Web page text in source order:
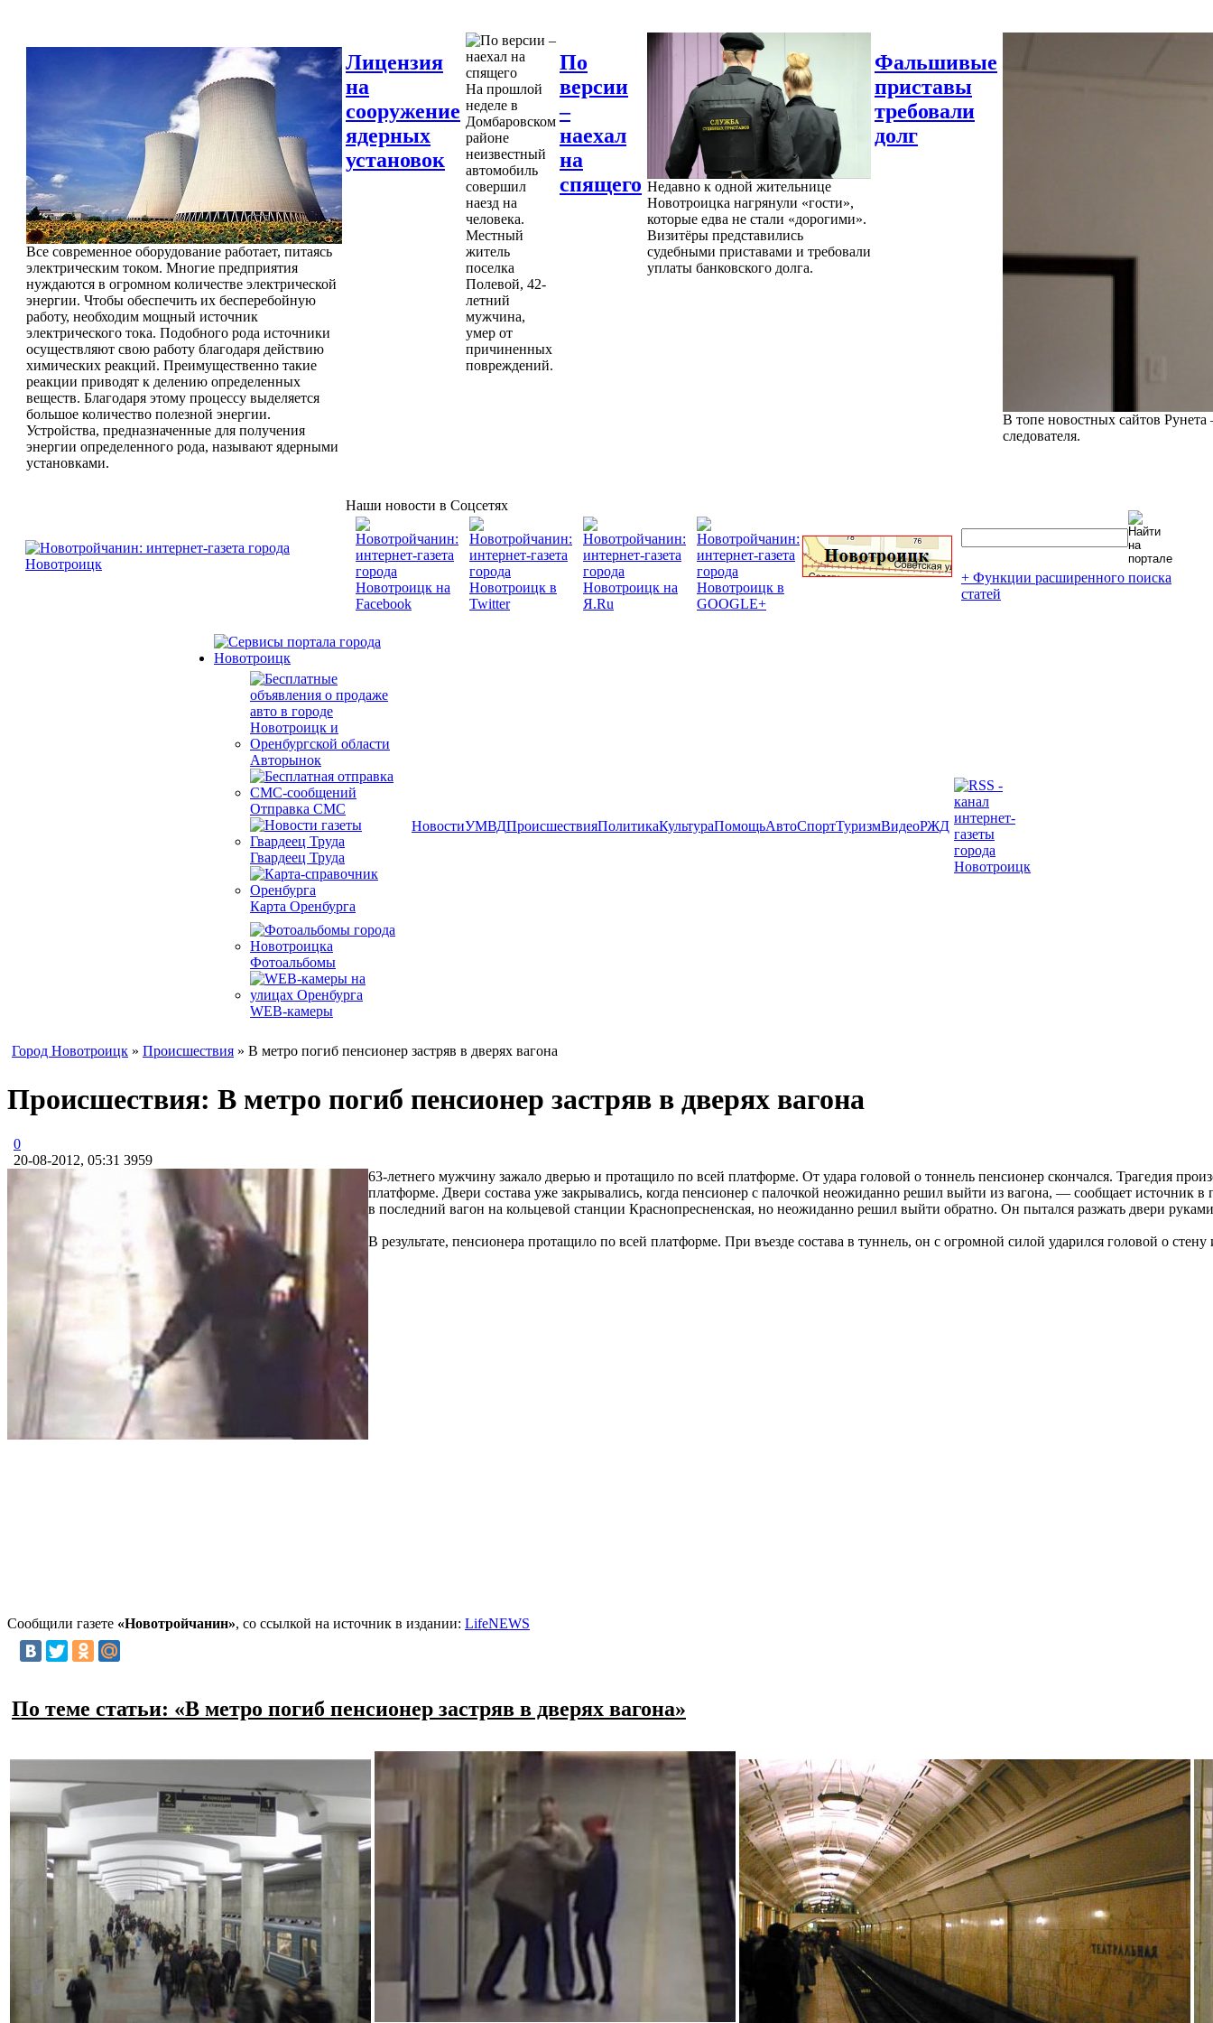
Все современное оборудование работает, питаясь
электрическим током. Многие предприятия
нуждаются в огромном количестве электрической
энергии. Чтобы обеспечить их бесперебойную
работу, необходим мощный источник
электрического тока. Подобного рода источники
осуществляют свою работу благодаря действию
химических реакций. Преимущественно такие
реакции приводят к делению определенных
веществ. Благодаря этому процессу выделяется
большое количество полезной энергии.
Устройства, предназначенные для получения
энергии определенного рода, называют ядерными
установками.
Лицензия
на
сооружение
ядерных
установок
На прошлой
неделе в
Домбаровском
районе
неизвестный
автомобиль
совершил
наезд на
человека.
Местный
житель
поселка
Полевой, 42-
летний
мужчина,
умер от
причиненных
повреждений.
По
версии
–
наехал
на
спящего Недавно к одной жительнице
Новотроицка нагрянули «гости»,
которые едва не стали «дорогими».
Визитёры представились
судебными приставами и требовали
уплаты банковского долга.
Фальшивые
приставы
требовали
долг
В топе новостных сайтов Рунета
следователя.
Наши новости в Соцсетях
+ Функции расширенного поиска
статей
Авторынок
Отправка СМС
Гвардеец Труда
Карта Оренбурга
Фотоальбомы
WEB-камеры
НовостиУМВДПроисшествияПолитикаКультураПомощьАвтоСпортТуризмВидеоРЖД
Город Новотроицк » Происшествия » В метро погиб пенсионер застряв в дверях вагона
Происшествия: В метро погиб пенсионер застряв в дверях вагона
0
20-08-2012, 05:31 3959
63-летнего мужчину зажало дверью и протащило по всей платформе. От удара головой о тоннель пенсионер скончался. Трагедия
платформе. Двери состава уже закрывались, когда пенсионер с палочкой неожиданно решил выйти из вагона, — сообщает
в последний вагон на кольцевой станции Краснопресненская, но неожиданно решил выйти обратно. Он пытался разжать двери
В результате, пенсионера протащило по всей платформе. При въезде состава в туннель, он с огромной силой ударился головой о
Сообщили газете «Новотройчанин», со ссылкой на источник в издании: LifeNEWS
По теме статьи: «В метро погиб пенсионер застряв в дверях вагона»